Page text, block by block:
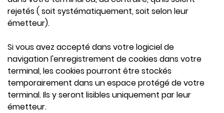
rejetés ( soit systématiquement, soit selon leur
émetteur).
Si vous avez accepté dans votre logiciel de
navigation l'enregistrement de cookies dans votre
terminal, les cookies pourront être stockés
temporairement dans un espace protégé de votre
terminal. Ils y seront lisibles uniquement par leur
émetteur.